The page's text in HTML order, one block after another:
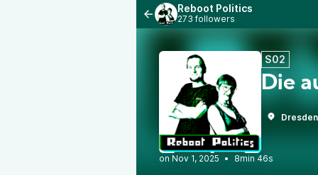
Reboot Politics
273 followers
S02
Die
Dresden
• 8min 46s